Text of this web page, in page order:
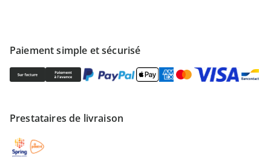
Paiement simple et sécurisé
Prestataires de livraison